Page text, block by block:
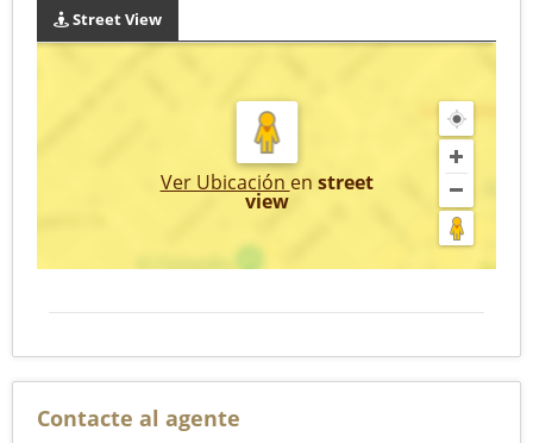
Street View
Ver Ubicación en street
view
Contacte al agente